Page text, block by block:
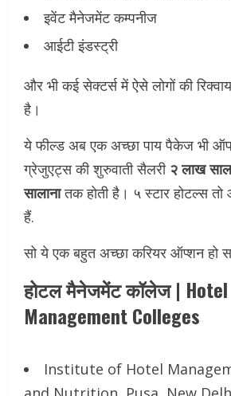
इवेंट मैनेजमेंट कम्पनीज
आईटी इंडस्ट्री
और भी कई सेक्टर्स में ऐसे लोगों की
है।
ये फील्ड अब एक अच्छा पाय पैकेज भी
ग्रेजुएट्स की शुरुवाती सैलरी२ लाख
सालानातक होती है। ५ स्टार होटल्स
हैं.
सो ये एक बहुत अच्छा करियर ऑप्शन हो
होटल मैनेजमेंट कॉलेज | Hotel
Management Colleges
Institute of Hotel